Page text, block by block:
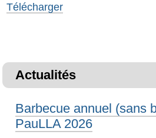
Télécharger
Actualités
Barbecue annuel (sans
PauLLA 2026